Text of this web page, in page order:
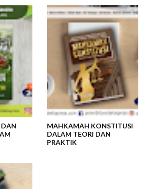
MAHKAMAH KONSTITUSI
DALAM TEORI DAN
PRAKTIK